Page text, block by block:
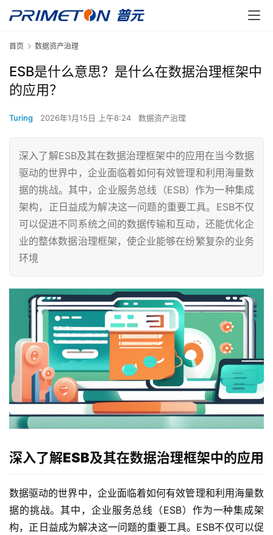
首页 数据资产治理
ESB是什么意思？是什么在数据治理框架中
的应用？
Turing 2026年1月15日 上午8:24 数据资产治理
深入了解ESB及其在数据治理框架中的应用在当今数据
驱动的世界中，企业面临着如何有效管理和利用海量数
据的挑战。其中，企业服务总线（ESB）作为一种集成
架构，正日益成为解决这一问题的重要工具。ESB不仅
可以促进不同系统之间的数据传输和互动，还能优化企
业的整体数据治理框架，使企业能够在纷繁复杂的业务
环境
深入了解ESB及其在数据治理框架中的应用
数据驱动的世界中，企业面临着如何有效管理和利用海量数
据的挑战。其中，企业服务总线（ESB）作为一种集成架
构，正日益成为解决这一问题的重要工具。ESB不仅可以促